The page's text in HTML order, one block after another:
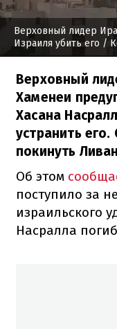
Верховный лидер
Израиля убить его /
Верховный
Хаменеи
Хасана
устранить
покинуть
Об этом
поступило за
израильского
Насралла